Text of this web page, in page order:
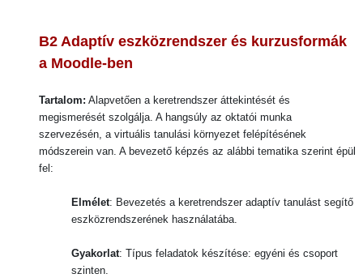
B2 Adaptív eszközrendszer és kurzusformák
a Moodle-ben
Tartalom: Alapvetően a keretrendszer áttekintését és
megismerését szolgálja. A hangsúly az oktatói munka
szervezésén, a virtuális tanulási környezet felépítésének
módszerein van. A bevezető képzés az alábbi tematika szerint épül
fel:
Elmélet: Bevezetés a keretrendszer adaptív tanulást segítő
eszközrendszerének használatába.
Gyakorlat: Típus feladatok készítése: egyéni és csoport
szinten.